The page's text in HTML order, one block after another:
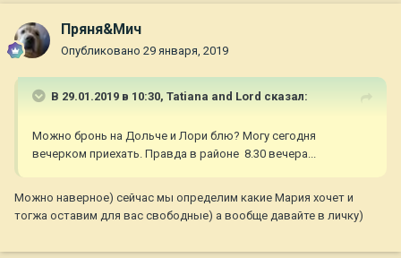
Пряня&Мич
Опубликовано 29 января, 2019
В 29.01.2019 в 10:30, Tatiana and Lord сказал:
Можно бронь на Дольче и Лори блю? Могу сегодня
вечерком приехать. Правда в районе 8.30 вечера...
Можно наверное) сейчас мы определим какие Мария хочет и
тогжа оставим для вас свободные) а вообще давайте в личку)